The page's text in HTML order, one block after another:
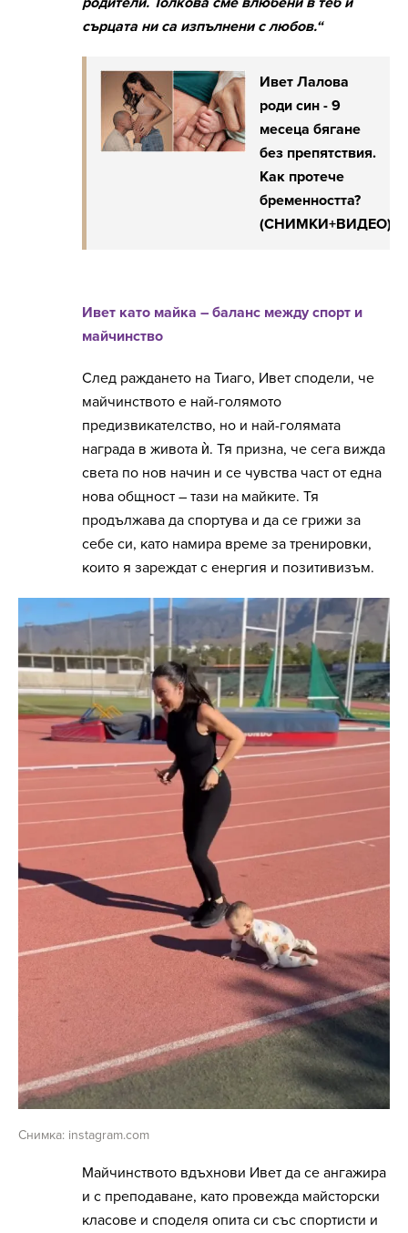
сърцата ни са изпълнени с любов.“
Ивет Лалова
роди син - 9
месеца бягане
без препятствия.
Как протече
бременността?
(СНИМКИ+ВИДЕО)
Ивет като майка – баланс между спорт и
майчинство
След раждането на Тиаго, Ивет сподели, че
майчинството е най-голямото
предизвикателство, но и най-голямата
награда в живота ѝ. Тя призна, че сега вижда
света по нов начин и се чувства част от една
нова общност – тази на майките. Тя
продължава да спортува и да се грижи за
себе си, като намира време за тренировки,
които я зареждат с енергия и позитивизъм.
Снимка: instagram.com
Майчинството вдъхнови Ивет да се ангажира
и с преподаване, като провежда майсторски
класове и споделя опита си със спортисти и